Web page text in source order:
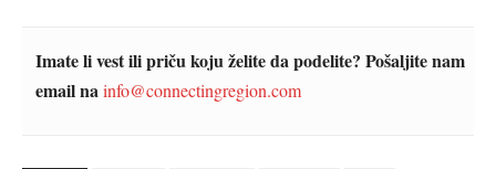
Imate li vest ili priču koju želite da podelite? Pošaljite nam
email nainfo@connectingregion.com